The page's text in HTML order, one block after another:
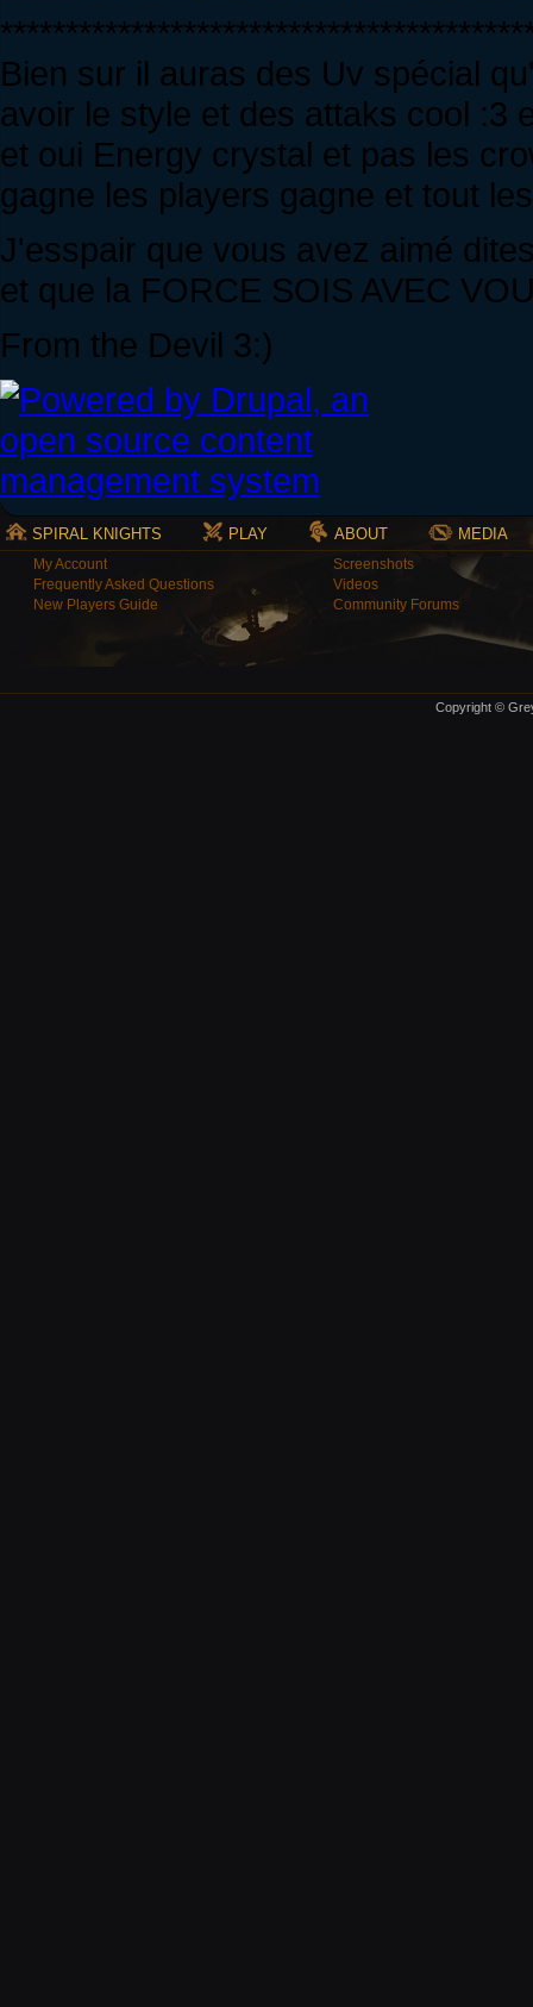
Bien sur il auras des Uv spécial
avoir le style et des attaks cool :3
et oui Energy crystal et pas les
gagne les players gagne et tout
J'esspair que vous avez aimé
et que la FORCE SOIS AVEC
From the Devil 3:)
SPIRAL KNIGHTS PLAY ABOUT MEDIA
My Account
Frequently Asked Questions
New Players Guide
Screenshots
Videos
Community Forums
Copyright ©